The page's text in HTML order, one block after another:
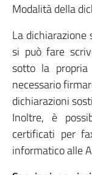
Modalità della
La
si può fare
sotto la propria
necessario
dichiarazioni
Inoltre, è
certificati per
informatico alle